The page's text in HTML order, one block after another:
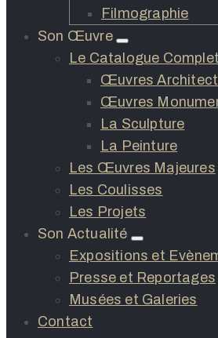
Filmographie
Son Œuvre
Le Catalogue
Œuvres
Œuvres
La Sculpture
La Peinture
Les Œuvres Majeures
Les Coulisses
Les Projets
Son Actualité
Expositions et
Presse et Reportages
Musées et Galeries
Contact